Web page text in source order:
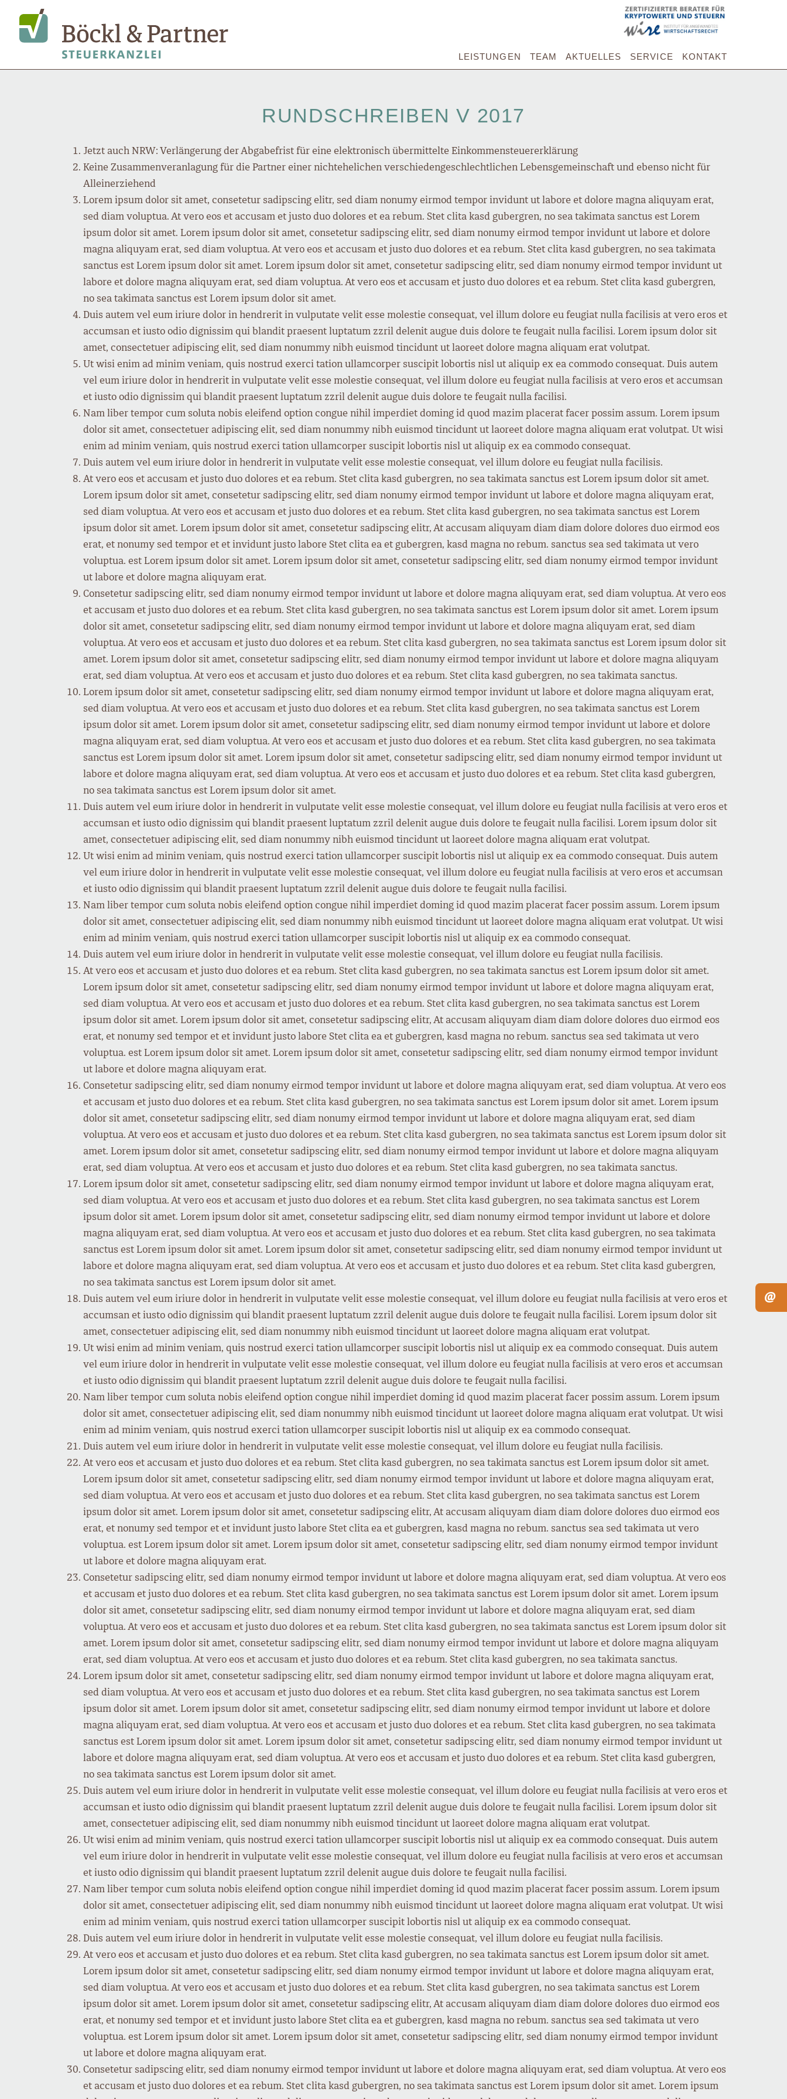
LEISTUNGEN TEAM AKTUELLES SERVICE KONTAKT
RUNDSCHREIBEN V 2017
Jetzt auch NRW: Verlängerung der Abgabefrist für eine elektronisch übermittelte Einkommensteuererklärung
Keine Zusammenveranlagung für die Partner einer nichtehelichen verschiedengeschlechtlichen Lebensgemeinschaft und ebenso nicht für
Alleinerziehend
Lorem ipsum dolor sit amet, consetetur sadipscing elitr, sed diam nonumy eirmod tempor invidunt ut labore et dolore magna aliquyam erat,
sed diam voluptua. At vero eos et accusam et justo duo dolores et ea rebum. Stet clita kasd gubergren, no sea takimata sanctus est Lorem
ipsum dolor sit amet. Lorem ipsum dolor sit amet, consetetur sadipscing elitr, sed diam nonumy eirmod tempor invidunt ut labore et dolore
magna aliquyam erat, sed diam voluptua. At vero eos et accusam et justo duo dolores et ea rebum. Stet clita kasd gubergren, no sea takimata
sanctus est Lorem ipsum dolor sit amet. Lorem ipsum dolor sit amet, consetetur sadipscing elitr, sed diam nonumy eirmod tempor invidunt ut
labore et dolore magna aliquyam erat, sed diam voluptua. At vero eos et accusam et justo duo dolores et ea rebum. Stet clita kasd gubergren,
no sea takimata sanctus est Lorem ipsum dolor sit amet.
Duis autem vel eum iriure dolor in hendrerit in vulputate velit esse molestie consequat, vel illum dolore eu feugiat nulla facilisis at vero eros et
accumsan et iusto odio dignissim qui blandit praesent luptatum zzril delenit augue duis dolore te feugait nulla facilisi. Lorem ipsum dolor sit
amet, consectetuer adipiscing elit, sed diam nonummy nibh euismod tincidunt ut laoreet dolore magna aliquam erat volutpat.
Ut wisi enim ad minim veniam, quis nostrud exerci tation ullamcorper suscipit lobortis nisl ut aliquip ex ea commodo consequat. Duis autem
vel eum iriure dolor in hendrerit in vulputate velit esse molestie consequat, vel illum dolore eu feugiat nulla facilisis at vero eros et accumsan
et iusto odio dignissim qui blandit praesent luptatum zzril delenit augue duis dolore te feugait nulla facilisi.
Nam liber tempor cum soluta nobis eleifend option congue nihil imperdiet doming id quod mazim placerat facer possim assum. Lorem ipsum
dolor sit amet, consectetuer adipiscing elit, sed diam nonummy nibh euismod tincidunt ut laoreet dolore magna aliquam erat volutpat. Ut wisi
enim ad minim veniam, quis nostrud exerci tation ullamcorper suscipit lobortis nisl ut aliquip ex ea commodo consequat.
Duis autem vel eum iriure dolor in hendrerit in vulputate velit esse molestie consequat, vel illum dolore eu feugiat nulla facilisis.
At vero eos et accusam et justo duo dolores et ea rebum. Stet clita kasd gubergren, no sea takimata sanctus est Lorem ipsum dolor sit amet.
Lorem ipsum dolor sit amet, consetetur sadipscing elitr, sed diam nonumy eirmod tempor invidunt ut labore et dolore magna aliquyam erat,
sed diam voluptua. At vero eos et accusam et justo duo dolores et ea rebum. Stet clita kasd gubergren, no sea takimata sanctus est Lorem
ipsum dolor sit amet. Lorem ipsum dolor sit amet, consetetur sadipscing elitr, At accusam aliquyam diam diam dolore dolores duo eirmod eos
erat, et nonumy sed tempor et et invidunt justo labore Stet clita ea et gubergren, kasd magna no rebum. sanctus sea sed takimata ut vero
voluptua. est Lorem ipsum dolor sit amet. Lorem ipsum dolor sit amet, consetetur sadipscing elitr, sed diam nonumy eirmod tempor invidunt
ut labore et dolore magna aliquyam erat.
Consetetur sadipscing elitr, sed diam nonumy eirmod tempor invidunt ut labore et dolore magna aliquyam erat, sed diam voluptua. At vero eos
et accusam et justo duo dolores et ea rebum. Stet clita kasd gubergren, no sea takimata sanctus est Lorem ipsum dolor sit amet. Lorem ipsum
dolor sit amet, consetetur sadipscing elitr, sed diam nonumy eirmod tempor invidunt ut labore et dolore magna aliquyam erat, sed diam
voluptua. At vero eos et accusam et justo duo dolores et ea rebum. Stet clita kasd gubergren, no sea takimata sanctus est Lorem ipsum dolor sit
amet. Lorem ipsum dolor sit amet, consetetur sadipscing elitr, sed diam nonumy eirmod tempor invidunt ut labore et dolore magna aliquyam
erat, sed diam voluptua. At vero eos et accusam et justo duo dolores et ea rebum. Stet clita kasd gubergren, no sea takimata sanctus.
Lorem ipsum dolor sit amet, consetetur sadipscing elitr, sed diam nonumy eirmod tempor invidunt ut labore et dolore magna aliquyam erat,
sed diam voluptua. At vero eos et accusam et justo duo dolores et ea rebum. Stet clita kasd gubergren, no sea takimata sanctus est Lorem
ipsum dolor sit amet. Lorem ipsum dolor sit amet, consetetur sadipscing elitr, sed diam nonumy eirmod tempor invidunt ut labore et dolore
magna aliquyam erat, sed diam voluptua. At vero eos et accusam et justo duo dolores et ea rebum. Stet clita kasd gubergren, no sea takimata
sanctus est Lorem ipsum dolor sit amet. Lorem ipsum dolor sit amet, consetetur sadipscing elitr, sed diam nonumy eirmod tempor invidunt ut
labore et dolore magna aliquyam erat, sed diam voluptua. At vero eos et accusam et justo duo dolores et ea rebum. Stet clita kasd gubergren,
no sea takimata sanctus est Lorem ipsum dolor sit amet.
Duis autem vel eum iriure dolor in hendrerit in vulputate velit esse molestie consequat, vel illum dolore eu feugiat nulla facilisis at vero eros et
accumsan et iusto odio dignissim qui blandit praesent luptatum zzril delenit augue duis dolore te feugait nulla facilisi. Lorem ipsum dolor sit
amet, consectetuer adipiscing elit, sed diam nonummy nibh euismod tincidunt ut laoreet dolore magna aliquam erat volutpat.
Ut wisi enim ad minim veniam, quis nostrud exerci tation ullamcorper suscipit lobortis nisl ut aliquip ex ea commodo consequat. Duis autem
vel eum iriure dolor in hendrerit in vulputate velit esse molestie consequat, vel illum dolore eu feugiat nulla facilisis at vero eros et accumsan
et iusto odio dignissim qui blandit praesent luptatum zzril delenit augue duis dolore te feugait nulla facilisi.
Nam liber tempor cum soluta nobis eleifend option congue nihil imperdiet doming id quod mazim placerat facer possim assum. Lorem ipsum
dolor sit amet, consectetuer adipiscing elit, sed diam nonummy nibh euismod tincidunt ut laoreet dolore magna aliquam erat volutpat. Ut wisi
enim ad minim veniam, quis nostrud exerci tation ullamcorper suscipit lobortis nisl ut aliquip ex ea commodo consequat.
Duis autem vel eum iriure dolor in hendrerit in vulputate velit esse molestie consequat, vel illum dolore eu feugiat nulla facilisis.
At vero eos et accusam et justo duo dolores et ea rebum. Stet clita kasd gubergren, no sea takimata sanctus est Lorem ipsum dolor sit amet.
Lorem ipsum dolor sit amet, consetetur sadipscing elitr, sed diam nonumy eirmod tempor invidunt ut labore et dolore magna aliquyam erat,
sed diam voluptua. At vero eos et accusam et justo duo dolores et ea rebum. Stet clita kasd gubergren, no sea takimata sanctus est Lorem
ipsum dolor sit amet. Lorem ipsum dolor sit amet, consetetur sadipscing elitr, At accusam aliquyam diam diam dolore dolores duo eirmod eos
erat, et nonumy sed tempor et et invidunt justo labore Stet clita ea et gubergren, kasd magna no rebum. sanctus sea sed takimata ut vero
voluptua. est Lorem ipsum dolor sit amet. Lorem ipsum dolor sit amet, consetetur sadipscing elitr, sed diam nonumy eirmod tempor invidunt
ut labore et dolore magna aliquyam erat.
Consetetur sadipscing elitr, sed diam nonumy eirmod tempor invidunt ut labore et dolore magna aliquyam erat, sed diam voluptua. At vero eos
et accusam et justo duo dolores et ea rebum. Stet clita kasd gubergren, no sea takimata sanctus est Lorem ipsum dolor sit amet. Lorem ipsum
dolor sit amet, consetetur sadipscing elitr, sed diam nonumy eirmod tempor invidunt ut labore et dolore magna aliquyam erat, sed diam
voluptua. At vero eos et accusam et justo duo dolores et ea rebum. Stet clita kasd gubergren, no sea takimata sanctus est Lorem ipsum dolor sit
amet. Lorem ipsum dolor sit amet, consetetur sadipscing elitr, sed diam nonumy eirmod tempor invidunt ut labore et dolore magna aliquyam
erat, sed diam voluptua. At vero eos et accusam et justo duo dolores et ea rebum. Stet clita kasd gubergren, no sea takimata sanctus.
Lorem ipsum dolor sit amet, consetetur sadipscing elitr, sed diam nonumy eirmod tempor invidunt ut labore et dolore magna aliquyam erat,
sed diam voluptua. At vero eos et accusam et justo duo dolores et ea rebum. Stet clita kasd gubergren, no sea takimata sanctus est Lorem
ipsum dolor sit amet. Lorem ipsum dolor sit amet, consetetur sadipscing elitr, sed diam nonumy eirmod tempor invidunt ut labore et dolore
magna aliquyam erat, sed diam voluptua. At vero eos et accusam et justo duo dolores et ea rebum. Stet clita kasd gubergren, no sea takimata
sanctus est Lorem ipsum dolor sit amet. Lorem ipsum dolor sit amet, consetetur sadipscing elitr, sed diam nonumy eirmod tempor invidunt ut
labore et dolore magna aliquyam erat, sed diam voluptua. At vero eos et accusam et justo duo dolores et ea rebum. Stet clita kasd gubergren,
no sea takimata sanctus est Lorem ipsum dolor sit amet.
Duis autem vel eum iriure dolor in hendrerit in vulputate velit esse molestie consequat, vel illum dolore eu feugiat nulla facilisis at vero eros et
accumsan et iusto odio dignissim qui blandit praesent luptatum zzril delenit augue duis dolore te feugait nulla facilisi. Lorem ipsum dolor sit
amet, consectetuer adipiscing elit, sed diam nonummy nibh euismod tincidunt ut laoreet dolore magna aliquam erat volutpat.
Ut wisi enim ad minim veniam, quis nostrud exerci tation ullamcorper suscipit lobortis nisl ut aliquip ex ea commodo consequat. Duis autem
vel eum iriure dolor in hendrerit in vulputate velit esse molestie consequat, vel illum dolore eu feugiat nulla facilisis at vero eros et accumsan
et iusto odio dignissim qui blandit praesent luptatum zzril delenit augue duis dolore te feugait nulla facilisi.
Nam liber tempor cum soluta nobis eleifend option congue nihil imperdiet doming id quod mazim placerat facer possim assum. Lorem ipsum
dolor sit amet, consectetuer adipiscing elit, sed diam nonummy nibh euismod tincidunt ut laoreet dolore magna aliquam erat volutpat. Ut wisi
enim ad minim veniam, quis nostrud exerci tation ullamcorper suscipit lobortis nisl ut aliquip ex ea commodo consequat.
Duis autem vel eum iriure dolor in hendrerit in vulputate velit esse molestie consequat, vel illum dolore eu feugiat nulla facilisis.
At vero eos et accusam et justo duo dolores et ea rebum. Stet clita kasd gubergren, no sea takimata sanctus est Lorem ipsum dolor sit amet.
Lorem ipsum dolor sit amet, consetetur sadipscing elitr, sed diam nonumy eirmod tempor invidunt ut labore et dolore magna aliquyam erat,
sed diam voluptua. At vero eos et accusam et justo duo dolores et ea rebum. Stet clita kasd gubergren, no sea takimata sanctus est Lorem
ipsum dolor sit amet. Lorem ipsum dolor sit amet, consetetur sadipscing elitr, At accusam aliquyam diam diam dolore dolores duo eirmod eos
erat, et nonumy sed tempor et et invidunt justo labore Stet clita ea et gubergren, kasd magna no rebum. sanctus sea sed takimata ut vero
voluptua. est Lorem ipsum dolor sit amet. Lorem ipsum dolor sit amet, consetetur sadipscing elitr, sed diam nonumy eirmod tempor invidunt
ut labore et dolore magna aliquyam erat.
Consetetur sadipscing elitr, sed diam nonumy eirmod tempor invidunt ut labore et dolore magna aliquyam erat, sed diam voluptua. At vero eos
et accusam et justo duo dolores et ea rebum. Stet clita kasd gubergren, no sea takimata sanctus est Lorem ipsum dolor sit amet. Lorem ipsum
dolor sit amet, consetetur sadipscing elitr, sed diam nonumy eirmod tempor invidunt ut labore et dolore magna aliquyam erat, sed diam
voluptua. At vero eos et accusam et justo duo dolores et ea rebum. Stet clita kasd gubergren, no sea takimata sanctus est Lorem ipsum dolor sit
amet. Lorem ipsum dolor sit amet, consetetur sadipscing elitr, sed diam nonumy eirmod tempor invidunt ut labore et dolore magna aliquyam
erat, sed diam voluptua. At vero eos et accusam et justo duo dolores et ea rebum. Stet clita kasd gubergren, no sea takimata sanctus.
Lorem ipsum dolor sit amet, consetetur sadipscing elitr, sed diam nonumy eirmod tempor invidunt ut labore et dolore magna aliquyam erat,
sed diam voluptua. At vero eos et accusam et justo duo dolores et ea rebum. Stet clita kasd gubergren, no sea takimata sanctus est Lorem
ipsum dolor sit amet. Lorem ipsum dolor sit amet, consetetur sadipscing elitr, sed diam nonumy eirmod tempor invidunt ut labore et dolore
magna aliquyam erat, sed diam voluptua. At vero eos et accusam et justo duo dolores et ea rebum. Stet clita kasd gubergren, no sea takimata
sanctus est Lorem ipsum dolor sit amet. Lorem ipsum dolor sit amet, consetetur sadipscing elitr, sed diam nonumy eirmod tempor invidunt ut
labore et dolore magna aliquyam erat, sed diam voluptua. At vero eos et accusam et justo duo dolores et ea rebum. Stet clita kasd gubergren,
no sea takimata sanctus est Lorem ipsum dolor sit amet.
Duis autem vel eum iriure dolor in hendrerit in vulputate velit esse molestie consequat, vel illum dolore eu feugiat nulla facilisis at vero eros et
accumsan et iusto odio dignissim qui blandit praesent luptatum zzril delenit augue duis dolore te feugait nulla facilisi. Lorem ipsum dolor sit
amet, consectetuer adipiscing elit, sed diam nonummy nibh euismod tincidunt ut laoreet dolore magna aliquam erat volutpat.
Ut wisi enim ad minim veniam, quis nostrud exerci tation ullamcorper suscipit lobortis nisl ut aliquip ex ea commodo consequat. Duis autem
vel eum iriure dolor in hendrerit in vulputate velit esse molestie consequat, vel illum dolore eu feugiat nulla facilisis at vero eros et accumsan
et iusto odio dignissim qui blandit praesent luptatum zzril delenit augue duis dolore te feugait nulla facilisi.
Nam liber tempor cum soluta nobis eleifend option congue nihil imperdiet doming id quod mazim placerat facer possim assum. Lorem ipsum
dolor sit amet, consectetuer adipiscing elit, sed diam nonummy nibh euismod tincidunt ut laoreet dolore magna aliquam erat volutpat. Ut wisi
enim ad minim veniam, quis nostrud exerci tation ullamcorper suscipit lobortis nisl ut aliquip ex ea commodo consequat.
Duis autem vel eum iriure dolor in hendrerit in vulputate velit esse molestie consequat, vel illum dolore eu feugiat nulla facilisis.
At vero eos et accusam et justo duo dolores et ea rebum. Stet clita kasd gubergren, no sea takimata sanctus est Lorem ipsum dolor sit amet.
Lorem ipsum dolor sit amet, consetetur sadipscing elitr, sed diam nonumy eirmod tempor invidunt ut labore et dolore magna aliquyam erat,
sed diam voluptua. At vero eos et accusam et justo duo dolores et ea rebum. Stet clita kasd gubergren, no sea takimata sanctus est Lorem
ipsum dolor sit amet. Lorem ipsum dolor sit amet, consetetur sadipscing elitr, At accusam aliquyam diam diam dolore dolores duo eirmod eos
erat, et nonumy sed tempor et et invidunt justo labore Stet clita ea et gubergren, kasd magna no rebum. sanctus sea sed takimata ut vero
voluptua. est Lorem ipsum dolor sit amet. Lorem ipsum dolor sit amet, consetetur sadipscing elitr, sed diam nonumy eirmod tempor invidunt
ut labore et dolore magna aliquyam erat.
Consetetur sadipscing elitr, sed diam nonumy eirmod tempor invidunt ut labore et dolore magna aliquyam erat, sed diam voluptua. At vero eos
et accusam et justo duo dolores et ea rebum. Stet clita kasd gubergren, no sea takimata sanctus est Lorem ipsum dolor sit amet. Lorem ipsum
@